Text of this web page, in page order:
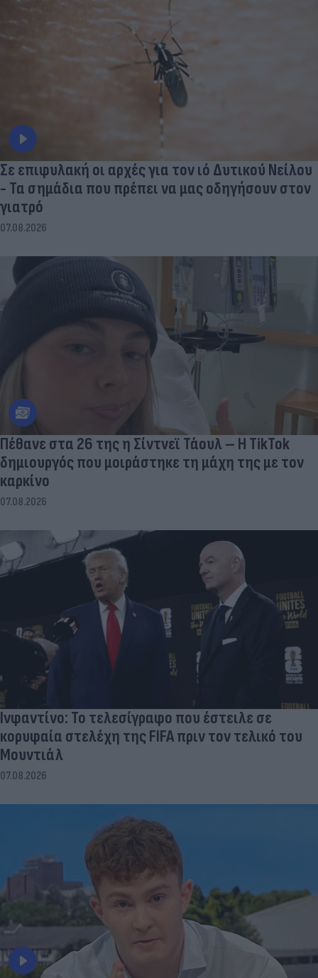
Σε επιφυλακή οι αρχές για τον ιό Δυτικού Νείλου
- Τα σημάδια που πρέπει να μας οδηγήσουν στον
γιατρό
07.08.2026
Πέθανε στα 26 της η Σίντνεϊ Τάουλ – Η TikTok
δημιουργός που μοιράστηκε τη μάχη της με τον
καρκίνο
07.08.2026
Ινφαντίνο: Το τελεσίγραφο που έστειλε σε
κορυφαία στελέχη της FIFA πριν τον τελικό του
Μουντιάλ
07.08.2026